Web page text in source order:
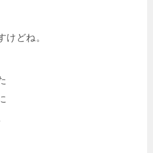
けどね。